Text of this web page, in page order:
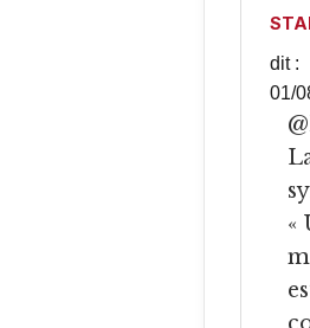
dit :
01/
«